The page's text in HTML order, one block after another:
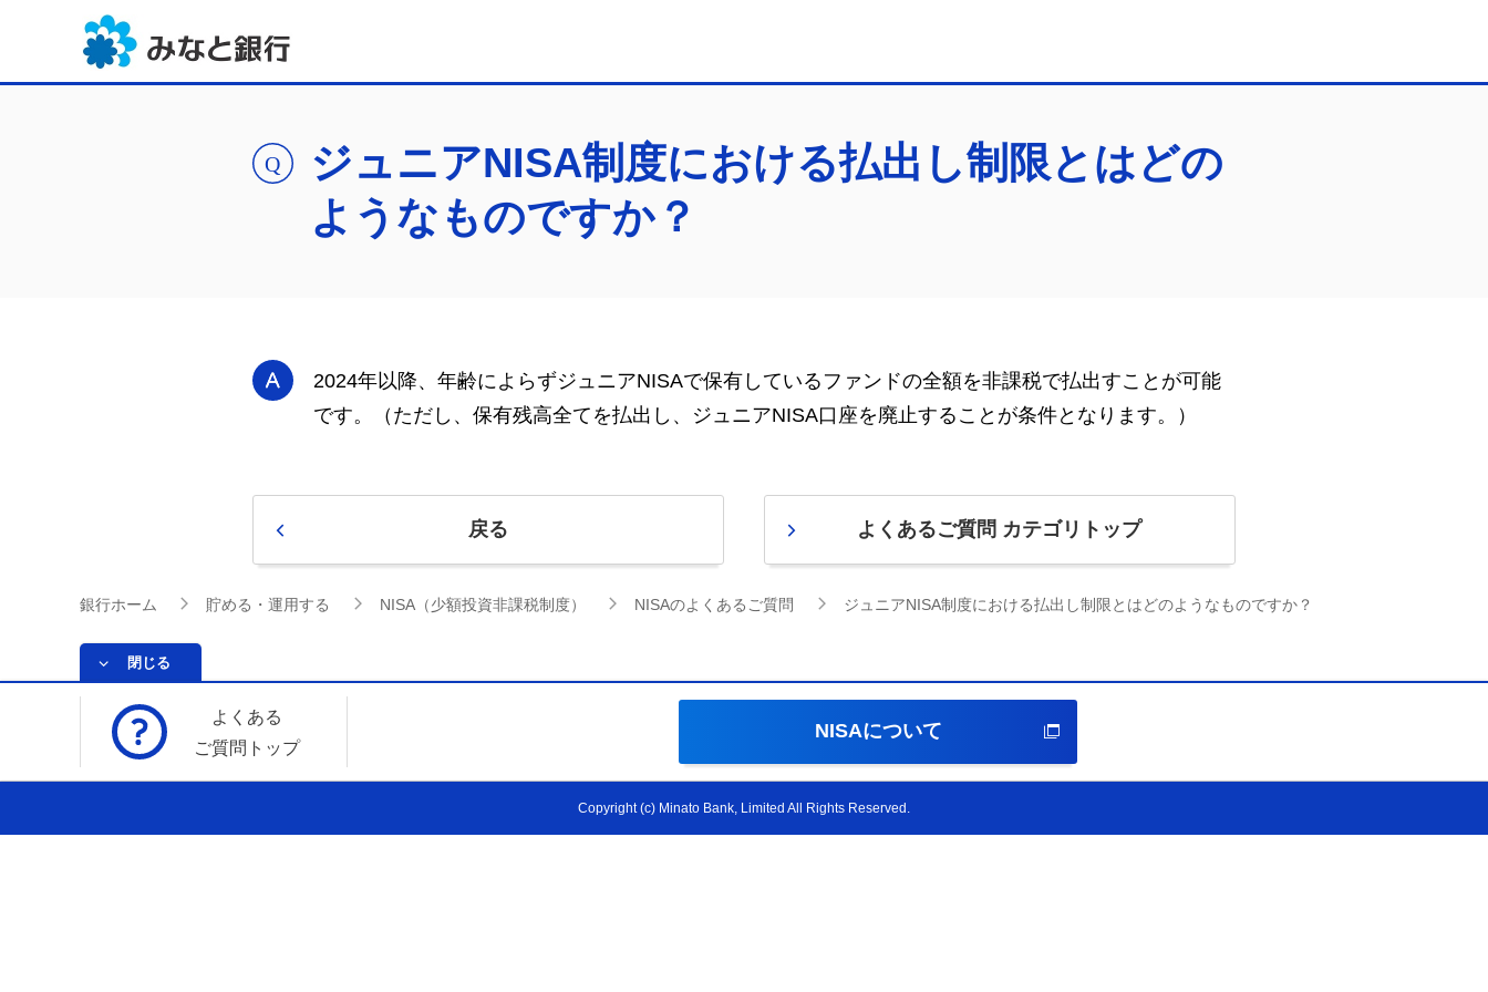
ジュニアNISA制度における払出し制限とはどの
ようなものですか？
2024年以降、年齢によらずジュニアNISAで保有しているファンドの全額を非課税で払出すことが可能
です。（ただし、保有残高全てを払出し、ジュニアNISA口座を廃止することが条件となります。）
戻る よくあるご質問 カテゴリトップ
銀行ホーム 貯める・運用する NISA（少額投資非課税制度） NISAのよくあるご質問 ジュニアNISA制度における払出し制限とはどのようなものですか？
閉じる
よくある
ご質問トップ
NISAについて
Copyright (c) Minato Bank, Limited All Rights Reserved.